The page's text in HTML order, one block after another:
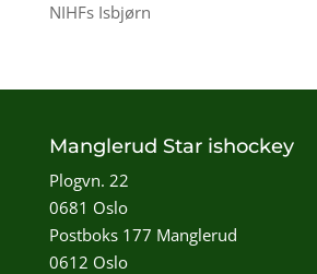
NIHFs Isbjørn
Manglerud Star ishockey
Plogvn. 22
0681 Oslo
Postboks 177 Manglerud
0612 Oslo